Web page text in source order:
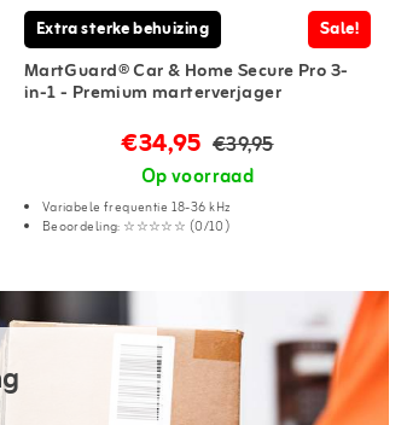
Extra sterke behuizing Sale!
MartGuard® Car & Home Secure Pro 3-
in-1 - Premium marterverjager
€34,95 €39,95
Op voorraad
Variabele frequentie 18-36 kHz
Beoordeling: ☆☆☆☆☆ (0/10)